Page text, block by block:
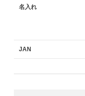
名入れ
JAN